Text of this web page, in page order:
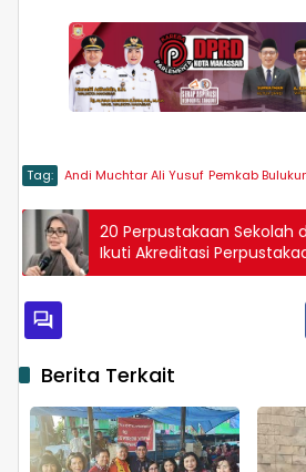
Tag: Andi Muchtar Ali Yusuf Pemkab
20 Perpustakaan Sekolah
Ikuti Akreditasi
Berita Terkait